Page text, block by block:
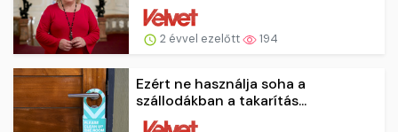
2 évvel ezelőtt 194
Ezért ne használja soha a
szállodákban a takarítás...